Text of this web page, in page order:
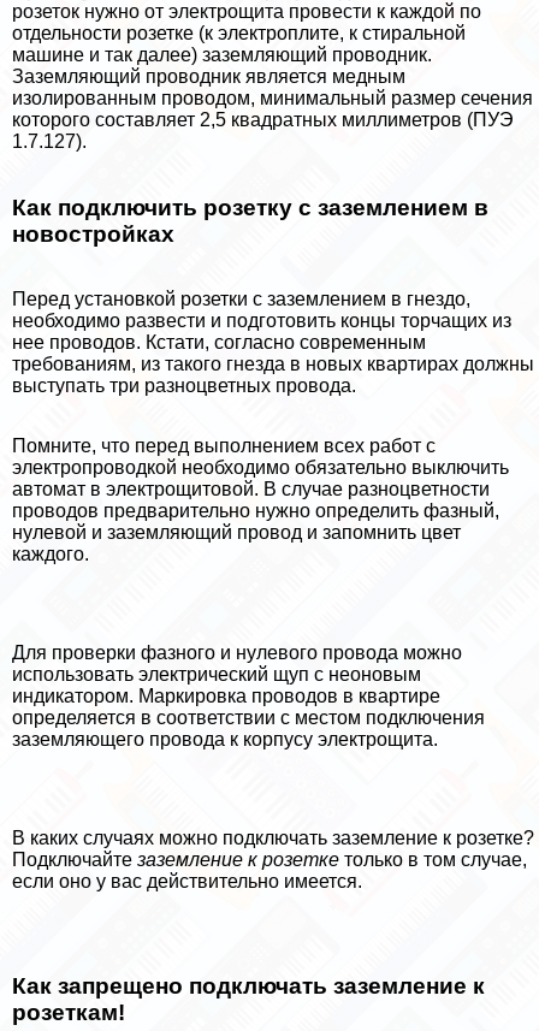
розеток нужно от электрощита провести к каждой по
отдельности розетке (к электроплите, к стиральной
машине и так далее) заземляющий проводник.
Заземляющий проводник является медным
изолированным проводом, минимальный размер сечения
которого составляет 2,5 квадратных миллиметров (ПУЭ
1.7.127).
Как подключить розетку с заземлением в
новостройках
Перед установкой розетки с заземлением в гнездо,
необходимо развести и подготовить концы торчащих из
нее проводов. Кстати, согласно современным
требованиям, из такого гнезда в новых квартирах должны
выступать три разноцветных провода.
Помните, что перед выполнением всех работ с
электропроводкой необходимо обязательно выключить
автомат в электрощитовой. В случае разноцветности
проводов предварительно нужно определить фазный,
нулевой и заземляющий провод и запомнить цвет
каждого.
Для проверки фазного и нулевого провода можно
использовать электрический щуп с неоновым
индикатором. Маркировка проводов в квартире
определяется в соответствии с местом подключения
заземляющего провода к корпусу электрощита.
В каких случаях можно подключать заземление к розетке?
Подключайте заземление к розетке только в том случае,
если оно у вас действительно имеется.
Как запрещено подключать заземление к
розеткам!